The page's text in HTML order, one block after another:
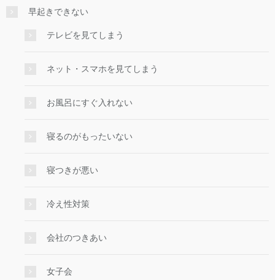
早起きできない
テレビを見てしまう
ネット・スマホを見てしまう
お風呂にすぐ入れない
寝るのがもったいない
寝つきが悪い
冷え性対策
会社のつきあい
女子会